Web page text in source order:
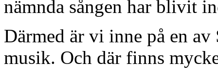
nämnda sången har blivit
Därmed är vi inne på en
musik. Och där finns